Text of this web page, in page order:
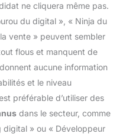
ne cliquera même pas.
du digital », « Ninja du
vente » peuvent sembler
flous et manquent de
aucune information
et le niveau
préférable d’utiliser des
dans le secteur, comme
digital » ou « Développeur